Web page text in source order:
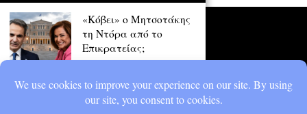
«Κόβει» ο Μητσοτάκης
τη Ντόρα από το
Επικρατείας;
Έντονες συζητήσεις έχει
θέλει τον Κυριάκο Μητσοτάκη
να αφήνει